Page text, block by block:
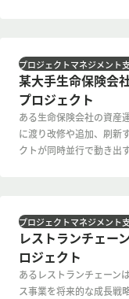
某大手生命保険会
プロジェクト
ある生命保険会社の資産
に渡り改修や追加、刷新
クトが同時並行で動き出
えば、 複雑な状況下でも
理などの統一ルールや管
異なる手法でタスク管理
ジェクトをガバナンスを
ジメントのプロセスやル
プロジェクトマネジメント
レストランチェー
ロジェクト
あるレストランチェーン
ス事業を将来的な成長戦
プロジェクトマネジメント